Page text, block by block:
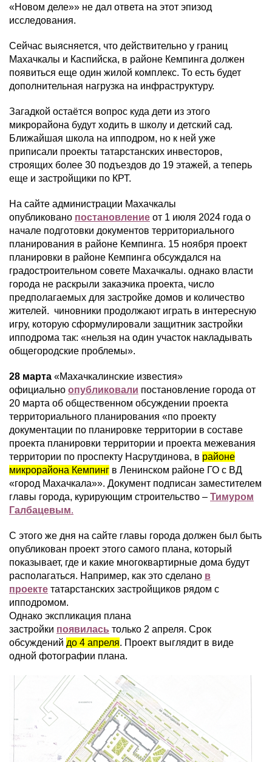
«Новом деле»» не дал ответа на этот эпизод
исследования.
Сейчас выясняется, что действительно у границ
Махачкалы и Каспийска, в районе Кемпинга должен
появиться еще один жилой комплекс. То есть будет
дополнительная нагрузка на инфраструктуру.
Загадкой остаётся вопрос куда дети из этого
микрорайона будут ходить в школу и детский сад.
Ближайшая школа на ипподром, но к ней уже
приписали проекты татарстанских инвесторов,
строящих более 30 подъездов до 19 этажей, а теперь
еще и застройщики по КРТ.
На сайте администрации Махачкалы
опубликовано постановление от 1 июля 2024 года о
начале подготовки документов территориального
планирования в районе Кемпинга. 15 ноября проект
планировки в районе Кемпинга обсуждался на
градостроительном совете Махачкалы. однако власти
города не раскрыли заказчика проекта, число
предполагаемых для застройке домов и количество
жителей. чиновники продолжают играть в интересную
игру, которую сформулировали защитник застройки
ипподрома так: «нельзя на один участок накладывать
общегородские проблемы».
28 марта «Махачкалинские известия»
официально опубликовали постановление города от
20 марта об общественном обсуждении проекта
территориального планирования «по проекту
документации по планировке территории в составе
проекта планировки территории и проекта межевания
территории по проспекту Насрутдинова, в районе
микрорайона Кемпинг в Ленинском районе ГО с ВД
«город Махачкала»». Документ подписан заместителем
главы города, курирующим строительство – Тимуром
Галбацевым.
С этого же дня на сайте главы города должен был быть
опубликован проект этого самого плана, который
показывает, где и какие многоквартирные дома будут
располагаться. Например, как это сделано в
проекте татарстанских застройщиков рядом с
ипподромом.
Однако экспликация плана
застройки появилась только 2 апреля. Срок
обсуждений до 4 апреля. Проект выглядит в виде
одной фотографии плана.